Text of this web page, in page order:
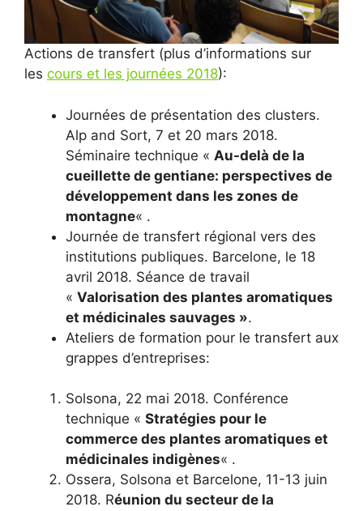
Actions de transfert (plus d’informations sur
les cours et les journées 2018):
Journées de présentation des clusters.
Alp and Sort, 7 et 20 mars 2018.
Séminaire technique « Au-delà de la
cueillette de gentiane: perspectives de
développement dans les zones de
montagne« .
Journée de transfert régional vers des
institutions publiques. Barcelone, le 18
avril 2018. Séance de travail
« Valorisation des plantes aromatiques
et médicinales sauvages ».
Ateliers de formation pour le transfert aux
grappes d’entreprises:
Solsona, 22 mai 2018. Conférence
technique « Stratégies pour le
commerce des plantes aromatiques et
médicinales indigènes« .
Ossera, Solsona et Barcelone, 11-13 juin
2018. Réunion du secteur de la